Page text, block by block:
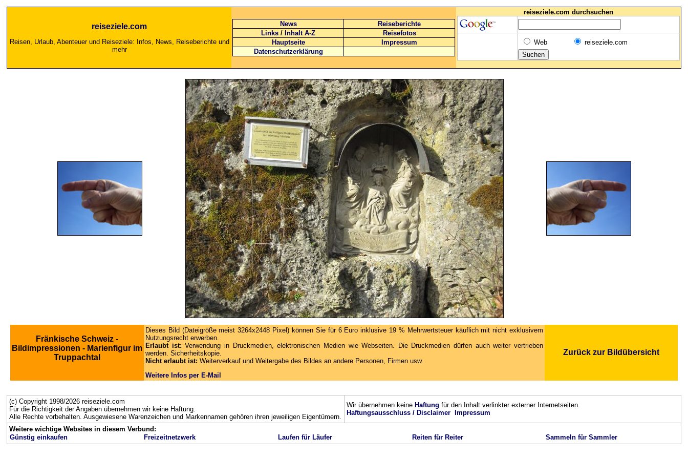
reiseziele.com
Reisen, Urlaub, Abenteuer und Reiseziele: Infos, News, Reiseberichte und
mehr
News
Reiseberichte
Links / Inhalt A-Z
Reisefotos
Hauptseite
Impressum
Datenschutzerklärung
reiseziele.com durchsuchen
Web reiseziele.com
Fränkische Schweiz -
Bildimpressionen - Marienfigur im
Truppachtal
Dieses Bild (Dateigröße meist 3264x2448 Pixel) können Sie für 6 Euro inklusive 19 % Mehrwertsteuer käuflich mit nicht exklusivem
Nutzungsrecht erwerben.
Erlaubt ist:Verwendung in Druckmedien, elektronischen Medien wie Webseiten. Die Druckmedien dürfen auch weiter vertrieben
werden. Sicherheitskopie.
Nicht erlaubt ist: Weiterverkauf und Weitergabe des Bildes an andere Personen, Firmen usw.
Weitere Infos per E-Mail
Zurück zur Bildübersicht
(c) Copyright 1998/2026 reiseziele.com
Für die Richtigkeit der Angaben übernehmen wir keine Haftung.
Alle Rechte vorbehalten. Ausgewiesene Warenzeichen und Markennamen gehören ihren jeweiligen Eigentümern.
Wir übernehmen keine Haftung für den Inhalt verlinkter externer Internetseiten.
Haftungsausschluss / Disclaimer
Impressum
Weitere wichtige Websites in diesem Verbund:
Günstig einkaufen
Freizeitnetzwerk Laufen für Läufer Reiten für Reiter Sammeln für Sammler